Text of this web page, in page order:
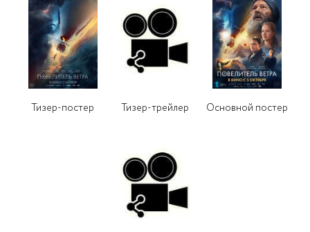
Тизер-постер Тизер-трейлер Основной постер